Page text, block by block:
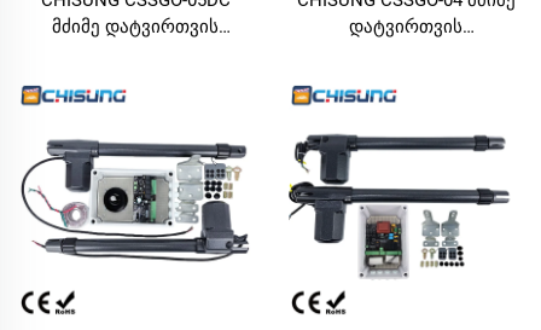
მძიმე დატვირთვის
საკარნახო კარებისთვის,
კარი, DC24V 70 ვტ და 1800
ნ ძალით, საშეძლებლობა
სოლარული ენერგიის ან
ბატარეის
გამოყენებისთვის ვილას
მიმავალი გზის
დატვირთვის
გახსნის მოწყობილობა,
3,5 მ და 250 კგ ერთმაგი
ფირფიტისთვის, DC24V
ავტომატური კარის ძრავა
ARS რებაუნდით, Bluetooth/
WiFi/ მზის ენერგიით
მომარაგების
შესაძლებლობით